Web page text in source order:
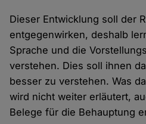
Dieser Entwicklung soll der
entgegenwirken, deshalb
Sprache und die
verstehen. Dies soll ihnen
besser zu verstehen. Was
wird nicht weiter erläutert,
Belege für die Behauptung